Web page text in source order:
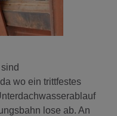
wo ein trittfestes
lose ab. An